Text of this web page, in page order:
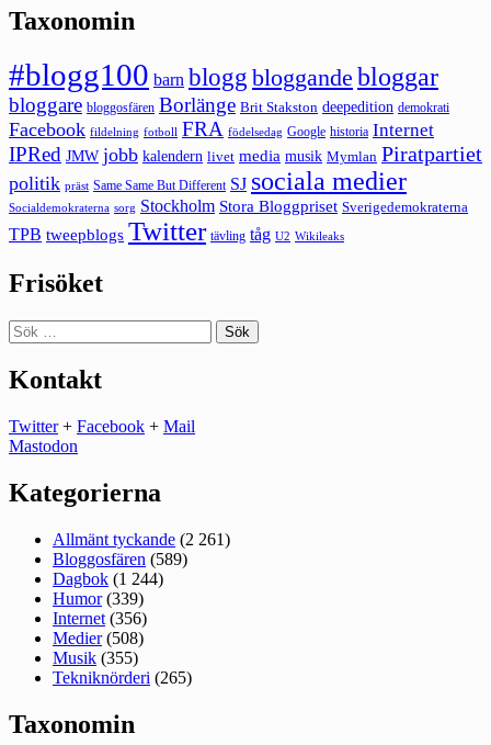
Taxonomin
#blogg100 barn blogg bloggande bloggar
bloggare bloggosfären Borlänge Brit Stakston deepedition demokrati
Facebook fildelning fotboll FRA födelsedag Google historia Internet
IPRed JMW jobb kalendern livet media musik Mymlan Piratpartiet
politik präst Same Same But Different SJ sociala medier
Socialdemokraterna sorg Stockholm Stora Bloggpriset Sverigedemokraterna
TPB tweepblogs Twitter tävling tåg U2 Wikileaks
Frisöket
Sök
efter:
Kontakt
Twitter+ Facebook + Mail
Mastodon
Kategorierna
Allmänt tyckande (2 261)
Bloggosfären (589)
Dagbok (1 244)
Humor(339)
Internet (356)
Medier(508)
Musik (355)
Tekniknörderi (265)
Taxonomin